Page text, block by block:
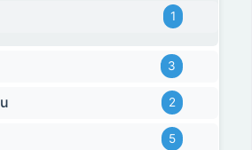
xách lót lụa chỉ khác là thêm quai
1
3
2
5